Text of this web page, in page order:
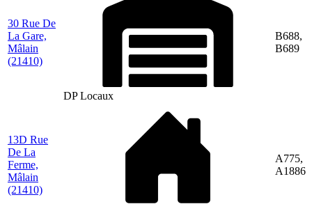
30 Rue De
La Gare,
Mâlain
(21410)
DP Locaux
B688,
B689
13D Rue
De La
Ferme,
Mâlain
(21410)
A775,
A1886